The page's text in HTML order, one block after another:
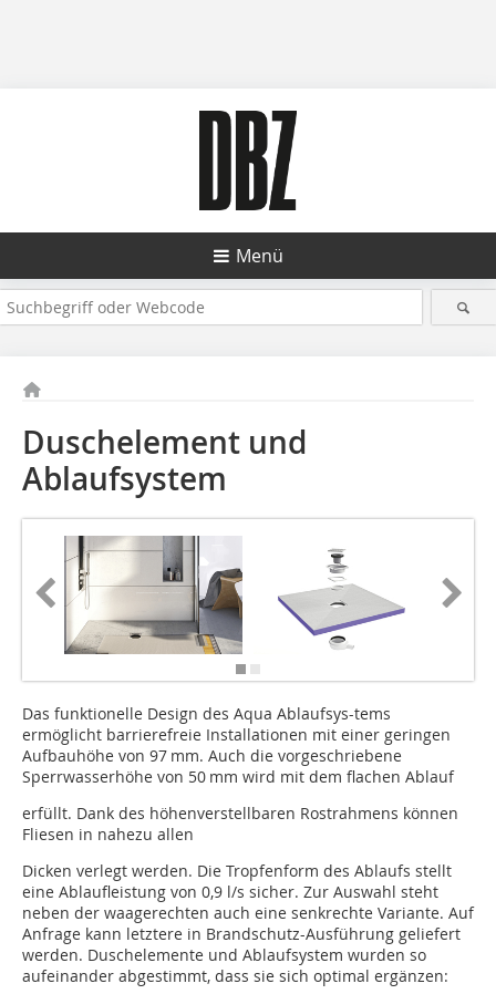
Menü
Duschelement und
Ablaufsystem
Das funktionelle Design des Aqua Ablaufsys-tems
ermöglicht barrierefreie Installationen mit einer geringen
Aufbauhöhe von 97 mm. Auch die vorgeschriebene
Sperrwasserhöhe von 50 mm wird mit dem flachen Ablauf
erfüllt. Dank des höhenverstellbaren Rostrahmens können
Fliesen in nahezu allen
Dicken verlegt werden. Die Tropfenform des Ablaufs stellt
eine Ablaufleistung von 0,9 l/s sicher. Zur Auswahl steht
neben der waagerechten auch eine senkrechte Variante. Auf
Anfrage kann letztere in Brandschutz-Ausführung geliefert
werden. Duschelemente und Ablaufsystem wurden so
aufeinander abgestimmt, dass sie sich optimal ergänzen: